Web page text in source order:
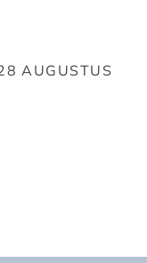
AUGUSTUS